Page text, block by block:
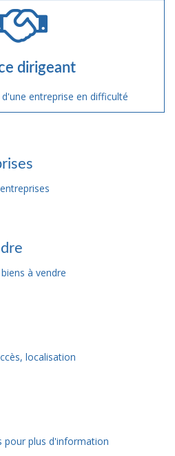
dirigeant
entreprise en difficulté
à vendre
localisation
pour plus d'information